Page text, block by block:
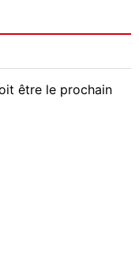
être le prochain